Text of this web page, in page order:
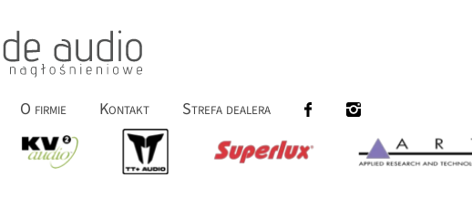
O firmie Kontakt Strefa dealera